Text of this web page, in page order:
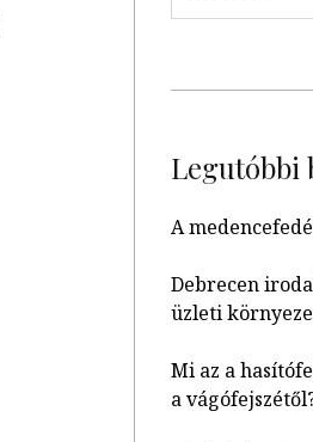
Legutóbbi
A
Debrecen
üzleti
Mi az a
a